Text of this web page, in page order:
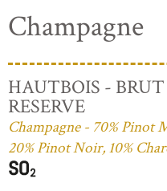
Champagne
HAUTBOIS - BRUT
RESERVE
Champagne - 70% Pinot
20% Pinot Noir, 10%